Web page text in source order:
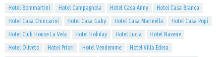
Hotel Bommartini
Hotel Campagnola Hotel Casa Anny
Hotel Casa Bianca
Hotel Casa Chincarini
Hotel Casa Gaby Hotel Casa Marinella
Hotel Casa Popi
Hotel Club House La Vela
Hotel Holiday Hotel Lucia
Hotel Navene
Hotel Oliveto
Hotel Priori Hotel Vendemme
Hotel Villa Edera